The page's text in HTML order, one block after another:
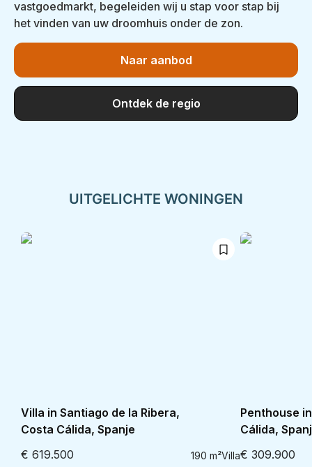
vastgoedmarkt, begeleiden wij u stap voor stap bij
het vinden van uw droomhuis onder de zon.
Naar aanbod
Ontdek de regio
UITGELICHTE WONINGEN
Villa in Santiago de la Ribera,
Costa Cálida, Spanje
€ 619.500
190 m²Villa
Penthouse
Cálida,
€ 309.900